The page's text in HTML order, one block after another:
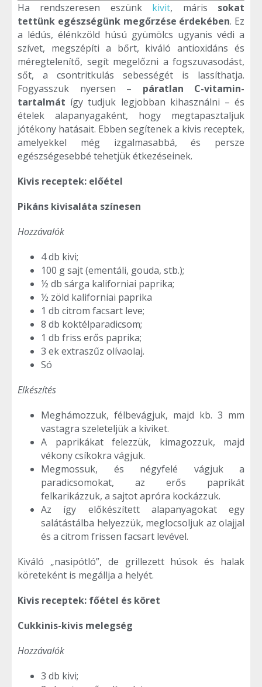
Ha rendszeresen eszünk kivit, máris sokat
tettünk egészségünk megőrzése érdekében. Ez
a lédús, élénkzöld húsú gyümölcs ugyanis védi a
szívet, megszépíti a bőrt, kiváló antioxidáns és
méregtelenítő, segít megelőzni a fogszuvasodást,
sőt, a csontritkulás sebességét is lassíthatja.
Fogyasszuk nyersen – páratlan C-vitamin-
tartalmát így tudjuk legjobban kihasználni – és
ételek alapanyagaként, hogy megtapasztaljuk
jótékony hatásait. Ebben segítenek a kivis receptek,
amelyekkel még izgalmasabbá, és persze
egészségesebbé tehetjük étkezéseinek.
Kivis receptek: előétel
Pikáns kivisaláta színesen
Hozzávalók
4 db kivi;
100 g sajt (ementáli, gouda, stb.);
½ db sárga kaliforniai paprika;
½ zöld kaliforniai paprika
1 db citrom facsart leve;
8 db koktélparadicsom;
1 db friss erős paprika;
3 ek extraszűz olívaolaj.
Só
Elkészítés
Meghámozzuk, félbevágjuk, majd kb. 3 mm
vastagra szeleteljük a kiviket.
A paprikákat felezzük, kimagozzuk, majd
vékony csíkokra vágjuk.
Megmossuk, és négyfelé vágjuk a
paradicsomokat, az erős paprikát
felkarikázzuk, a sajtot apróra kockázzuk.
Az így előkészített alapanyagokat egy
salátástálba helyezzük, meglocsoljuk az olajjal
és a citrom frissen facsart levével.
Kiváló „nasipótló”, de grillezett húsok és halak
köreteként is megállja a helyét.
Kivis receptek: főétel és köret
Cukkinis-kivis melegség
Hozzávalók
3 db kivi;